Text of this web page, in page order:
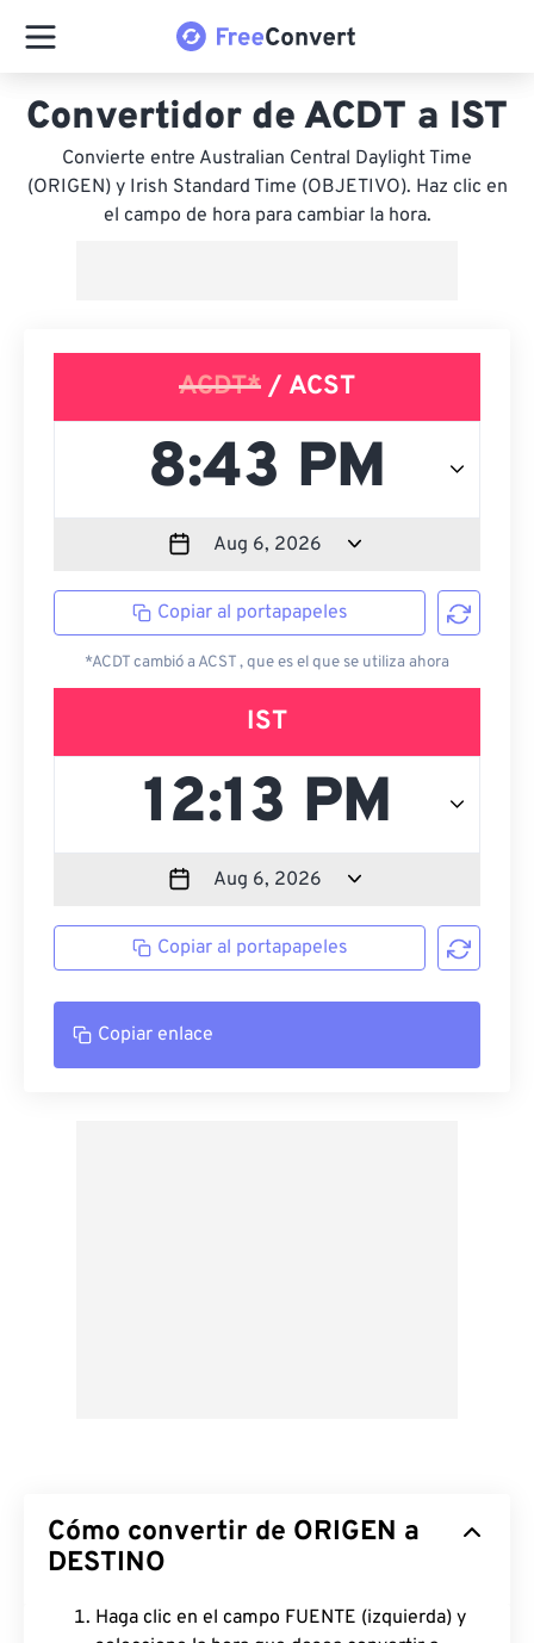
Convertidor de ACDT a IST
Convierte entre Australian Central Daylight Time
(ORIGEN) y Irish Standard Time (OBJETIVO). Haz clic en
el campo de hora para cambiar la hora.
ACDT* / ACST
Copiar al portapapeles
*ACDT cambió a ACST , que es el que se utiliza ahora
IST
Copiar al portapapeles
Copiar enlace
Cómo convertir de ORIGEN a
DESTINO
Haga clic en el campo FUENTE (izquierda) y